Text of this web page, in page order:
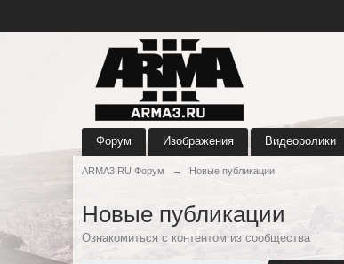
Форум Изображения Видеоролики
ARMA3.RU Форум → Новые публикации
Новые публикации
Ознакомиться с контентом из сообщества